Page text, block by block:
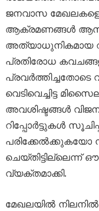
ജനവാസ
ആക്രമണങ്ങൾ
അത്യാധുനികമായ
പ്രതിരോധ
വെടിവെച്ചിട്ട
അവശിഷ്ടങ്ങൾ
റിപ്പോർട്ടുകൾ
പരിക്കേൽക്കുകയോ
വ്യക്തമാക്കി.
മേഖലയിൽ